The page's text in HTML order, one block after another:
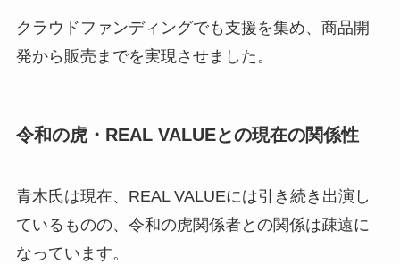
クラウドファンディングでも支援を集め、商品開
発から販売までを実現させました。
令和の虎・REAL VALUEとの現在の関係性
青木氏は現在、REAL VALUEには引き続き出演し
ているものの、令和の虎関係者との関係は疎遠に
なっています。